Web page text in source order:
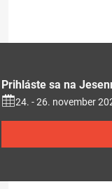
Prihláste sa na
24. - 26. november